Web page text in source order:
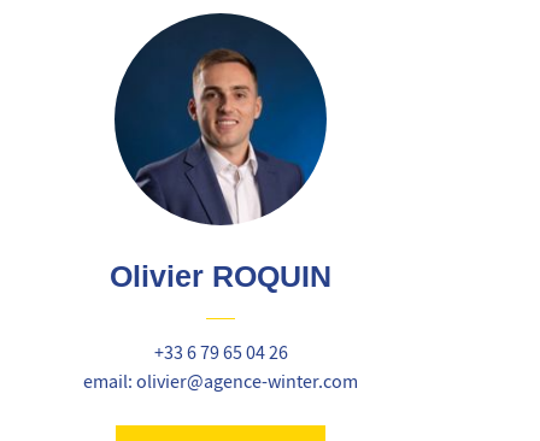
Olivier ROQUIN
+33 6 79 65 04 26
email: olivier@agence-winter.com